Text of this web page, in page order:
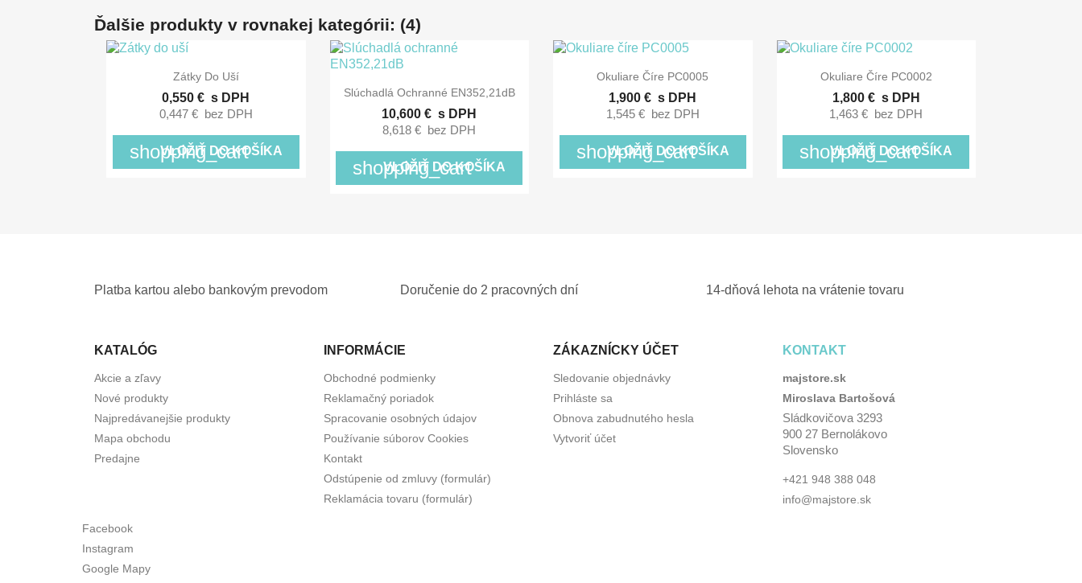
Ďalšie produkty v rovnakej kategórii: (4)
Rýchly náhľad
Zátky Do Uší
0,550 € s DPH
0,447 € bez DPH
shopping_cart
VLOŽIŤ DO KOŠÍKA
 Rýchly náhľad
Slúchadlá Ochranné EN352,21dB
10,600 € s DPH
8,618 € bez DPH
shopping_cart
VLOŽIŤ DO KOŠÍKA
 Rýchly náhľad
Okuliare Číre PC0005
1,900 € s DPH
1,545 € bez DPH
shopping_cart
VLOŽIŤ DO KOŠÍKA
 Rýchly náhľad
Okuliare Číre PC0002
1,800 € s DPH
1,463 € bez DPH
shopping_cart
VLOŽIŤ DO KOŠÍKA
Platba kartou alebo bankovým prevodom Doručenie do 2 pracovných dní 14-dňová lehota na vrátenie tovaru
KATALÓG
Akcie a zľavy
Nové produkty
Najpredávanejšie produkty
Mapa obchodu
Predajne
INFORMÁCIE
Obchodné podmienky
Reklamačný poriadok
Spracovanie osobných údajov
Používanie súborov Cookies
Kontakt
Odstúpenie od zmluvy (formulár)
Reklamácia tovaru (formulár)
ZÁKAZNÍCKY ÚČET
Sledovanie objednávky
Prihláste sa
Obnova zabudnutého hesla
Vytvoriť účet
KONTAKT
majstore.sk
Miroslava Bartošová
Sládkovičova 3293
900 27 Bernolákovo
Slovensko
+421 948 388 048
info@majstore.sk
Facebook
Instagram
Google Mapy